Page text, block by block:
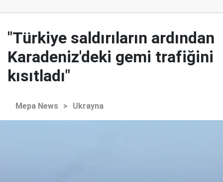
"Türkiye saldırıların ardından
Karadeniz'deki gemi trafiğini
kısıtladı"
Mepa News > Ukrayna